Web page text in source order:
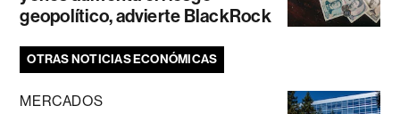
geopolítico, advierte BlackRock
OTRAS NOTICIAS ECONÓMICAS
MERCADOS